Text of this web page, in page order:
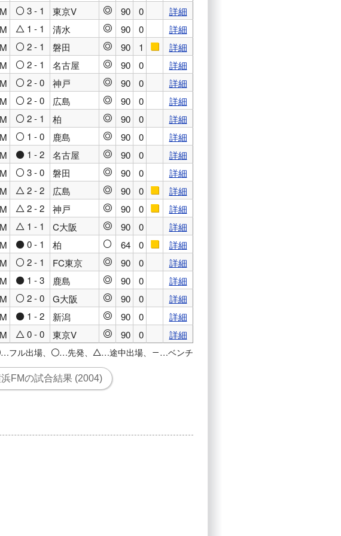
○ 3 - 1 東京V ◎ 90 0
詳細
△ 1 - 1 清水 ◎ 90 0
詳細
○ 2 - 1 磐田 ◎ 90 1 ■
詳細
○ 2 - 1 名古屋 ◎ 90 0
詳細
○ 2 - 0 神戸 ◎ 90 0
詳細
○ 2 - 0 広島 ◎ 90 0
詳細
○ 2 - 1 柏 ◎ 90 0
詳細
○ 1 - 0 鹿島 ◎ 90 0
詳細
● 1 - 2 名古屋 ◎ 90 0
詳細
○ 3 - 0 磐田 ◎ 90 0
詳細
△ 2 - 2 広島 ◎ 90 0 ■
詳細
△ 2 - 2 神戸 ◎ 90 0 ■
詳細
△ 1 - 1 C大阪 ◎ 90 0
詳細
● 0 - 1 柏 ○ 64 0 ■
詳細
○ 2 - 1 FC東京 ◎ 90 0
詳細
● 1 - 3 鹿島 ◎ 90 0
詳細
○ 2 - 0 G大阪 ◎ 90 0
詳細
● 1 - 2 新潟 ◎ 90 0
詳細
△ 0 - 0 東京V ◎ 90 0 詳細
…フル出場、 ○…先発、 △…途中出場、 －…ベンチ
FMの試合結果 (2004)